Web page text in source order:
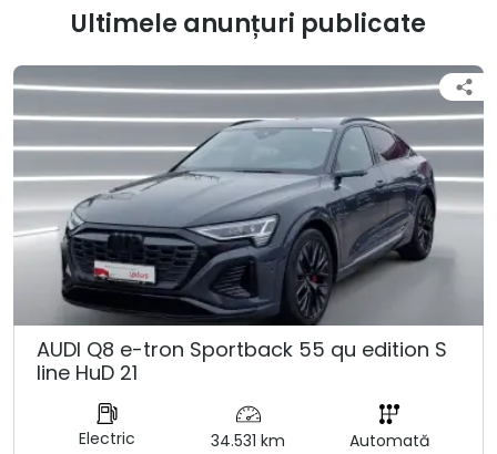
Ultimele anunțuri publicate
AUDI Q8 e-tron Sportback 55 qu edition S
line HuD 21
Electric 34.531 km Automată